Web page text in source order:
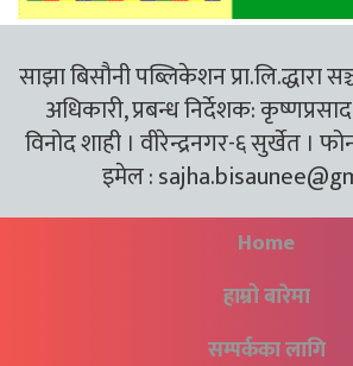
साझा बिसौनी पब्लिकेशन प्रा.लि.द्धारा
अधिकारी, प्रबन्ध निर्देशक:
विनोद शाही । वीरेन्द्रनगर-६ सुर्खेत ।
इमेल :
Home
हाम्रो बारेमा
सम्पर्कका लागि